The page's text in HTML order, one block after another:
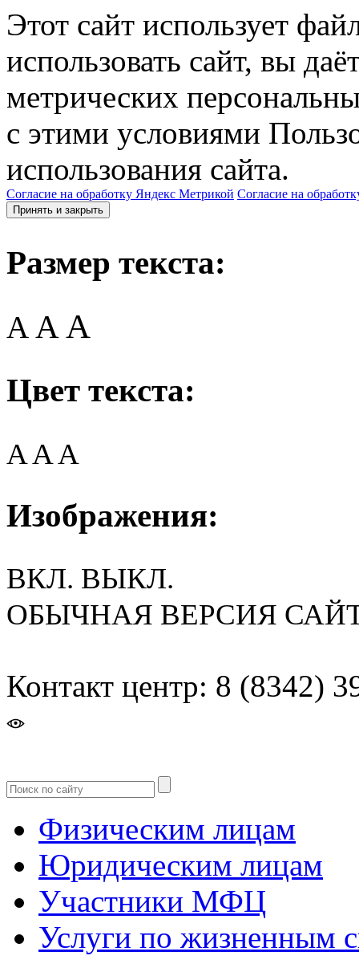
Этот сайт использует
использовать сайт, вы
метрических
с этими условиями
использования сайта.
Согласие на обработку Яндекс Метрикой Согласие на
Принять и закрыть
Размер текста:
A AA
Цвет текста:
AAA
Изображения:
ВКЛ. ВЫКЛ.
ОБЫЧНАЯ ВЕРСИЯ
Контакт центр: 8 (8342)
Физическим лицам
Юридическим лицам
Участники МФЦ
Услуги по жизненным